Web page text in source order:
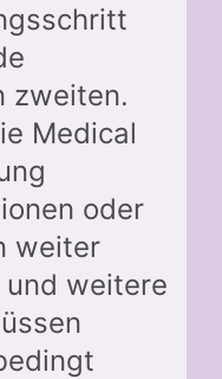
zweiten.
Medical
oder
weiter
weitere